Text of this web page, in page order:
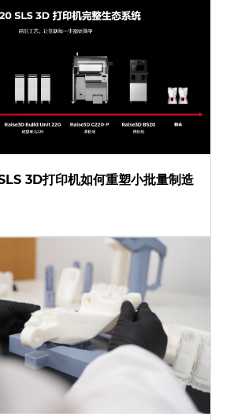
3D打印机如何重塑小批量制造